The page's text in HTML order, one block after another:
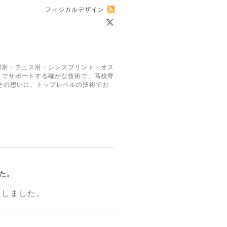
フィジカルデザイン
・テニス肘・シンスプリント・オス
サポートする確かな技術で、高校野
想いに、トップレベルの技術でお
。
ました。